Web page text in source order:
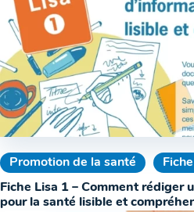
Promotion de la santé
Fiche Lisa 1 – Comment rédiger
pour la santé lisible et